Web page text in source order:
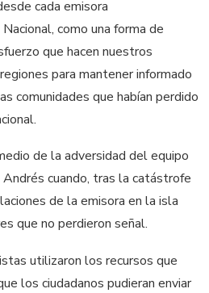
cada emisora
como una forma de
que hacen nuestros
para mantener informado
comunidades que habían perdido
de la adversidad del equipo
cuando, tras la catástrofe
de la emisora en la isla
que no perdieron señal.
utilizaron los recursos que
los ciudadanos pudieran enviar